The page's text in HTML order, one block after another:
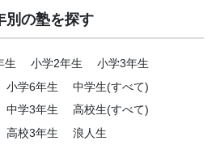
別の塾を探す
生 小学2年生
小学3年生
小学6年生
中学生(すべて)
中学3年生
高校生(すべて)
高校3年生 浪人生